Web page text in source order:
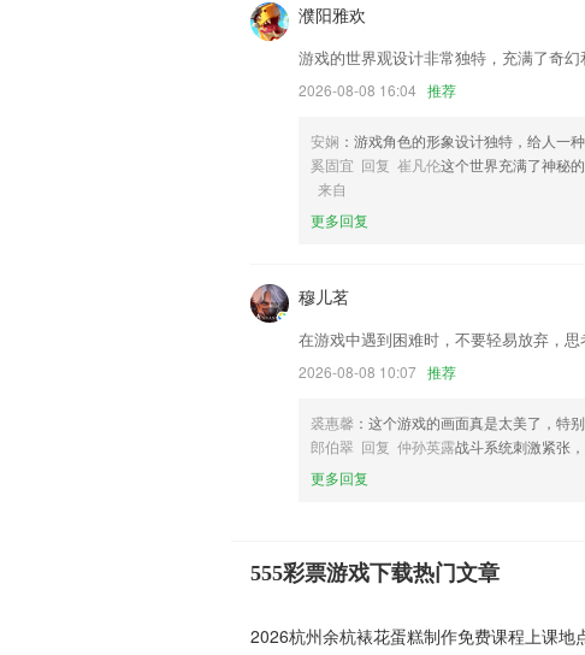
联系我们
以上就是555彩票游戏下载的介绍，如果您喜
历，以帮助我们更好的对产品进行优化修改。
濮阳雅欢
游戏的世界观设计非常独特，充满了奇幻
2026-08-08 16:04 推荐
安娴 ：游戏角色的形象设计独特，给人一
奚固宜 回复 崔凡伦这个世界充满了神秘
来自
更多回复
穆儿茗
在游戏中遇到困难时，不要轻易放弃，思
2026-08-08 10:07 推荐
裘惠馨 ：这个游戏的画面真是太美了，特
郎伯翠 回复 仲孙英露战斗系统刺激紧张
更多回复
555彩票游戏下载热门文章
2026杭州余杭裱花蛋糕制作免费课程上课地